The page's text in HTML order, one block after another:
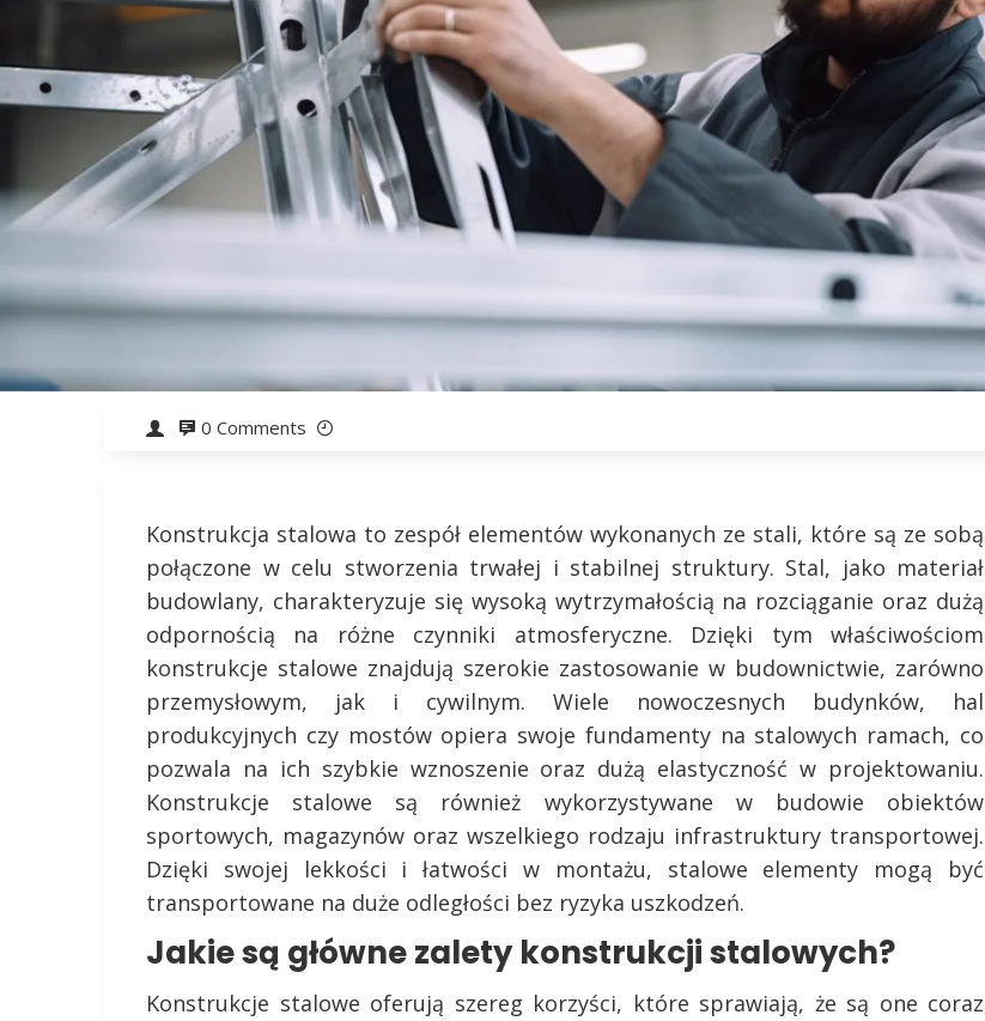
0 Comments
Konstrukcja stalowa to zespół elementów wykonanych ze stali, które są ze sobą
połączone w celu stworzenia trwałej i stabilnej struktury. Stal, jako materiał
budowlany, charakteryzuje się wysoką wytrzymałością na rozciąganie oraz dużą
odpornością na różne czynniki atmosferyczne. Dzięki tym właściwościom
konstrukcje stalowe znajdują szerokie zastosowanie w budownictwie, zarówno
przemysłowym, jak i cywilnym. Wiele nowoczesnych budynków, hal
produkcyjnych czy mostów opiera swoje fundamenty na stalowych ramach, co
pozwala na ich szybkie wznoszenie oraz dużą elastyczność w projektowaniu.
Konstrukcje stalowe są również wykorzystywane w budowie obiektów
sportowych, magazynów oraz wszelkiego rodzaju infrastruktury transportowej.
Dzięki swojej lekkości i łatwości w montażu, stalowe elementy mogą być
transportowane na duże odległości bez ryzyka uszkodzeń.
Jakie są główne zalety konstrukcji stalowych?
Konstrukcje stalowe oferują szereg korzyści, które sprawiają, że są one coraz